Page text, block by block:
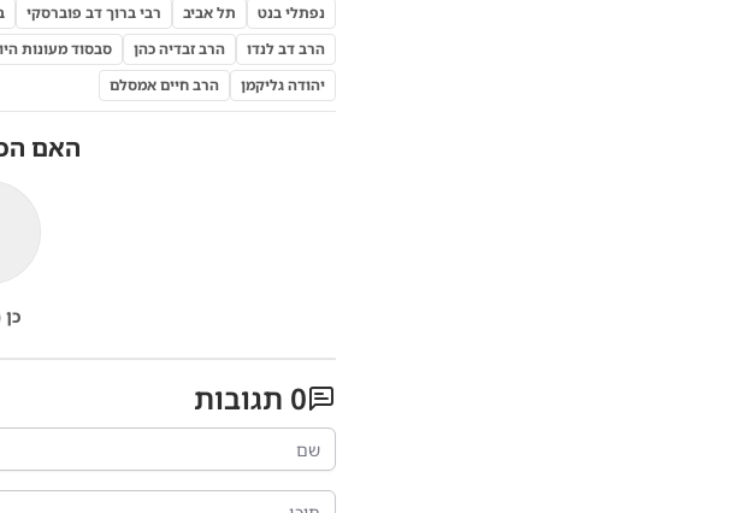
נפתלי בנט תל אביב רבי ברוך דב פוברסקי
הרב דב לנדו
הרב זבדיה כהן סבסוד מעונות
יהודה גליקמן
הרב חיים אמסלם
האם
כן
0 תגובות